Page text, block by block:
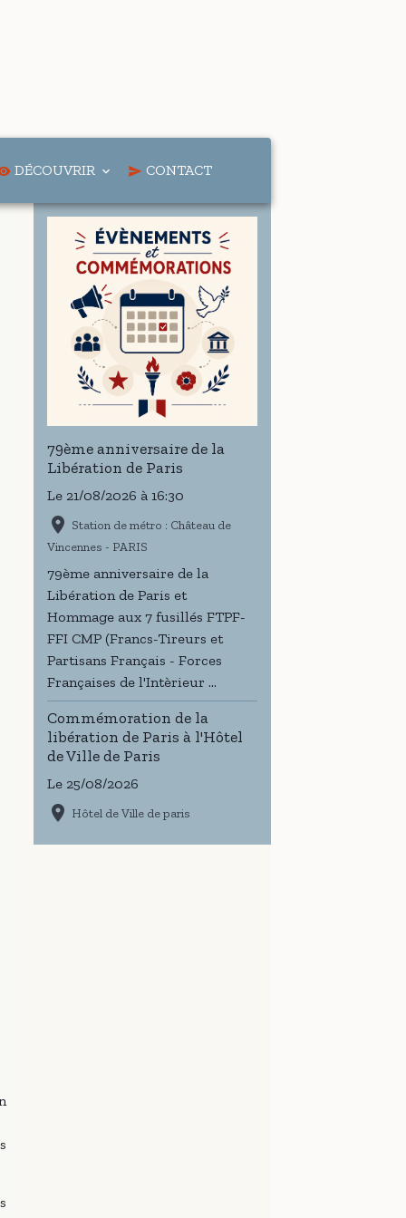
DÉCOUVRIR CONTACT
79ème anniversaire de la
Libération de Paris
Le 21/08/2026 à 16:30
Station de métro : Château de
Vincennes - PARIS
79ème anniversaire de la
Libération de Paris et
Hommage aux 7 fusillés FTPF-
FFI CMP (Francs-Tireurs et
Partisans Français - Forces
Françaises de l'Intèrieur ...
Commémoration de la
libération de Paris à l'Hôtel
de Ville de Paris
Le 25/08/2026
Hôtel de Ville de paris